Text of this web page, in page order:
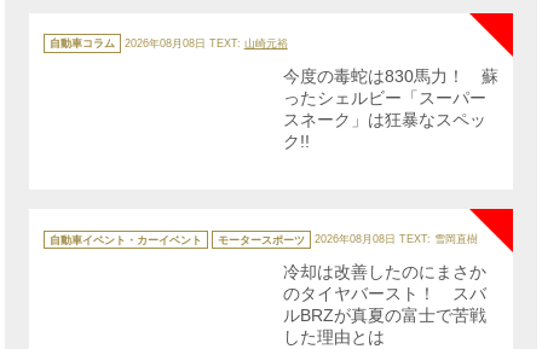
テ
ゴ
自動車コラム 2026年08月08日 TEXT: 山崎元裕
今度の毒蛇は830馬力！ 蘇
ったシェルビー「スーパー
スネーク」は狂暴なスペッ
ク!!
テ
ゴ
自動車イベント・カーイベント モータースポーツ 2026年08月08日 TEXT: 雪岡直樹
冷却は改善したのにまさか
のタイヤバースト！ スバ
ルBRZが真夏の富士で苦戦
した理由とは